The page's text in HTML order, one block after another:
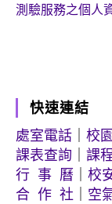
articles
測驗服務之個人
快速連結
處室電話
校
課表查詢
課
行 事 曆
校
合 作 社
空